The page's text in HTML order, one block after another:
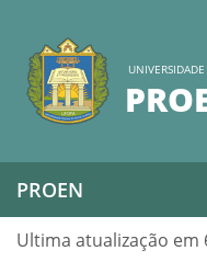
PROEN
Ultima atualização em